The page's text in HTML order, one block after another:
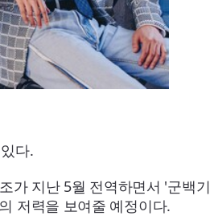
다.
가 지난 5월 전역하면서 '군백기
저력을 보여줄 예정이다.